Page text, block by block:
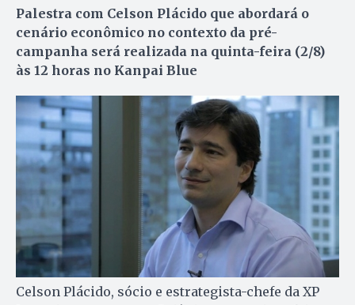
Palestra com Celson Plácido que abordará o
cenário econômico no contexto da pré-
campanha será realizada na quinta-feira (2/8)
às 12 horas no Kanpai Blue
Celson Plácido, sócio e estrategista-chefe da XP